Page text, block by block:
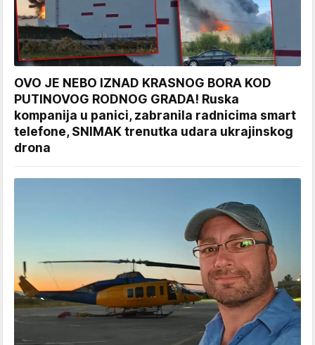
OVO JE NEBO IZNAD KRASNOG BORA KOD
PUTINOVOG RODNOG GRADA! Ruska
kompanija u panici, zabranila radnicima smart
telefone, SNIMAK trenutka udara ukrajinskog
drona